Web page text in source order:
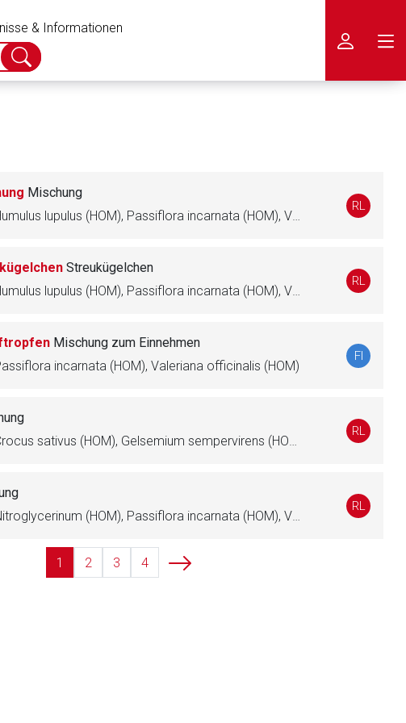
& Informationen
Suche
abschicken
Mischung
Avena sativa (HOM), Humulus lupulus (HOM), Passiflora incarnata (HOM), Valeriana officinalis (HOM), Coffea arabica (HOM)
RL
Streukügelchen
Avena sativa (HOM), Humulus lupulus (HOM), Passiflora incarnata (HOM), Valeriana officinalis (HOM), Coffea arabica (HOM)
RL
Mischung zum Einnehmen
incarnata (HOM), Valeriana officinalis (HOM)
FI
Avena sativa (HOM), Crocus sativus (HOM), Gelsemium sempervirens (HOM), Hypericum perforatum (HOM), Myristica fragrans (HOM), Passiflora incarnata (HOM)
RL
Avena sativa (HOM), Nitroglycerinum (HOM), Passiflora incarnata (HOM), Valeriana officinalis (HOM)
RL
1 2 3 4
externen Web-Seite ist deren